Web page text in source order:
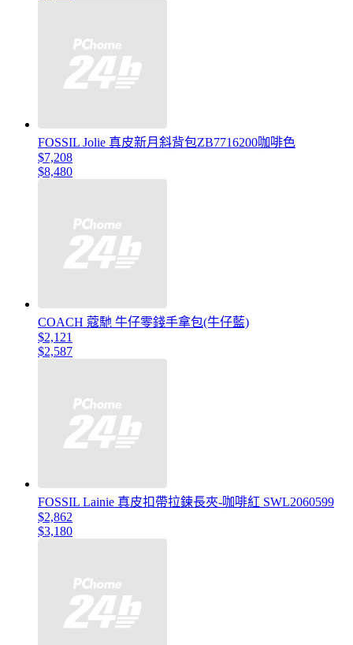
FOSSIL Jolie 真皮新月斜背包ZB7716200咖啡色
$7,208
$8,480
COACH 蔻馳 牛仔零錢手拿包(牛仔藍)
$2,121
$2,587
FOSSIL Lainie 真皮扣帶拉鍊長夾-咖啡紅 SWL2060599
$2,862
$3,180